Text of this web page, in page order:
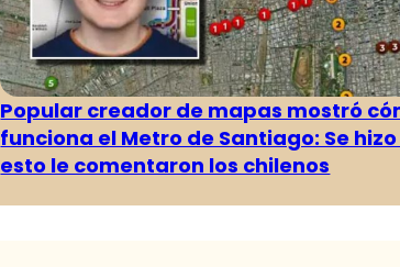
Popular creador de mapas mostró
funciona el Metro de Santiago: Se
esto le comentaron los chilenos